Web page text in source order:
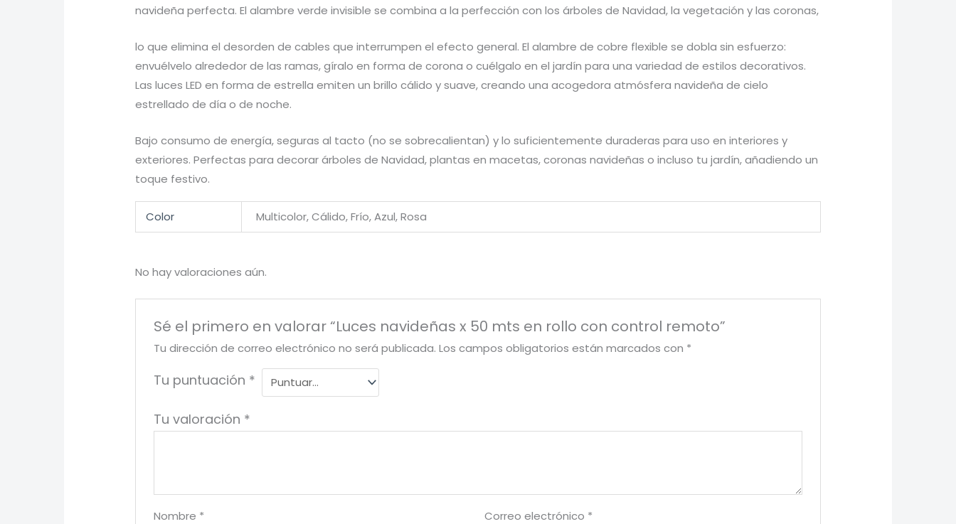
navideña perfecta. El alambre verde invisible se combina a la perfección con los árboles de Navidad, la vegetación y las coronas,
lo que elimina el desorden de cables que interrumpen el efecto general. El alambre de cobre flexible se dobla sin esfuerzo:
envuélvelo alrededor de las ramas, gíralo en forma de corona o cuélgalo en el jardín para una variedad de estilos decorativos.
Las luces LED en forma de estrella emiten un brillo cálido y suave, creando una acogedora atmósfera navideña de cielo
estrellado de día o de noche.
Bajo consumo de energía, seguras al tacto (no se sobrecalientan) y lo suficientemente duraderas para uso en interiores y
exteriores. Perfectas para decorar árboles de Navidad, plantas en macetas, coronas navideñas o incluso tu jardín, añadiendo un
toque festivo.
Color Multicolor, Cálido, Frío, Azul, Rosa
No hay valoraciones aún.
Sé el primero en valorar “Luces navideñas x 50 mts en rollo con control remoto”
Tu dirección de correo electrónico no será publicada. Los campos obligatorios están marcados con *
Tu puntuación *
Tu valoración *
Nombre * Correo electrónico *